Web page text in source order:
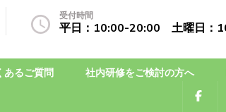
受付時間
平日：10:00-20:00 土曜日：
あるご質問 社内研修をご検討の方へ